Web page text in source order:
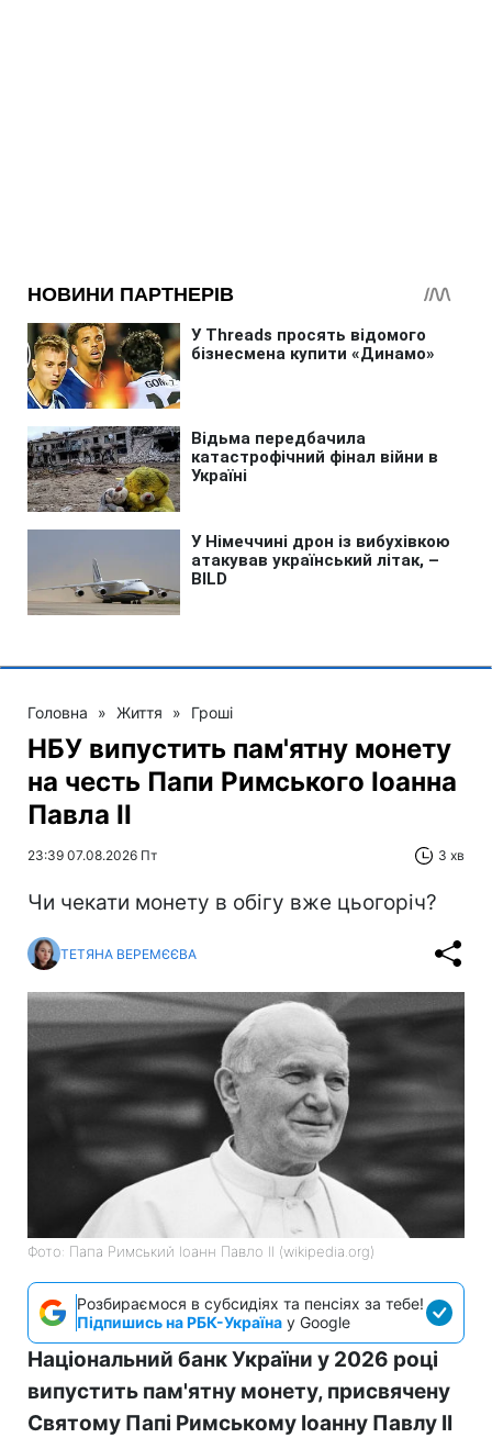
Головна » Життя » Гроші
НБУ випустить пам'ятну монету
на честь Папи Римського Іоанна
Павла II
23:39 07.08.2026 Пт 3 хв
Чи чекати монету в обігу вже цьогоріч?
ТЕТЯНА ВЕРЕМЄЄВА
Фото: Папа Римський Іоанн Павло II (wikipedia.org)
Розбираємося в субсидіях та пенсіях за тебе!
Підпишись на РБК-Україна у Google
Національний банк України у 2026 році
випустить пам'ятну монету, присвячену
Святому Папі Римському Іоанну Павлу II